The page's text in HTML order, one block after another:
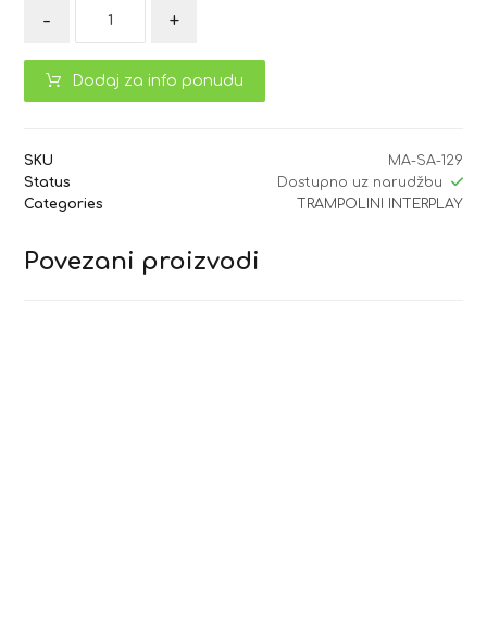
- +
Dodaj za info ponudu
SKU
MA-SA-129
Status
Dostupno uz narudžbu
Categories
TRAMPOLINI INTERPLAY
Povezani proizvodi